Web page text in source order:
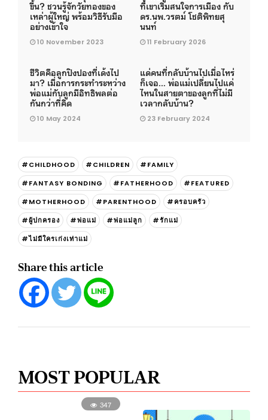
ขึ้น? ชวนรู้จักวัยทองของ
เหล่าผู้ใหญ่ พร้อมวิธีรับมือ
อย่างเข้าใจ
10 November 2023
ที่เขาเริ่มสนใจการเมือง กับ
ดร.นพ.วรตม์ โชติพิทยสุ
นนท์
11 February 2026
ชีวิตคือลูกปิงปองที่เด้งไป
มา? เมื่อการกระทำระหว่าง
พ่อแม่กับลูกมีอิทธิพลต่อ
กันกว่าที่คิด
10 May 2024
แด่คนที่กลับบ้านไปเมื่อไหร่
ก็เจอ… พ่อแม่เปลี่ยนไปแค่
ไหนในสายตาของลูกที่ไม่มี
เวลากลับบ้าน?
23 February 2024
#CHILDHOOD #CHILDREN
#FAMILY
#FANTASY BONDING
#FATHERHOOD
#FEATURED
#MOTHERHOOD
#PARENTHOOD
#ครอบครัว
#ผู้ปกครอง
#พ่อแม่ #พ่อแม่ลูก
#รักแม่
#ไม่มีใครเก่งเท่าแม่
Share this article
MOST POPULAR
347